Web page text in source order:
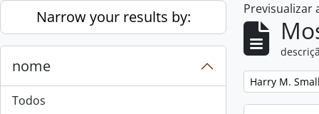
Skip to main content
Narrow your results by:
nome
Todos
Previsualizar
Remove filter:
Harry M.